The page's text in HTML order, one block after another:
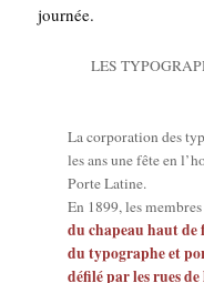
journée.
LES
La cor­po­ra­tion des
les ans une fête en
Porte Latine.
En 1899, les
du cha­peau haut de
du typo­graphe et
défi­lé par les rues